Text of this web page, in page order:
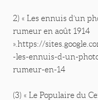
2) « Les ennuis d’un
rumeur en août 1914
».https://
-les-ennuis-d-un-
rumeur-en-14
(3) « Le Populaire du